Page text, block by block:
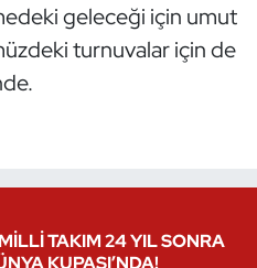
geleceği için umut
turnuvalar için de
TAKIM 24 YIL SONRA
KUPASI’NDA!